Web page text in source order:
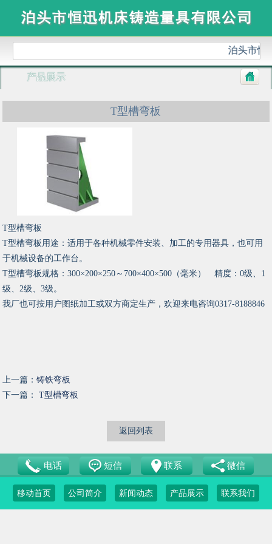
泊头市恒
产品展示
T型槽弯板
T型槽弯板
T型槽弯板用途：适用于各种机械零件安装、加工的专用器具，也可用
于机械设备的工作台。
T型槽弯板规格：300×200×250～700×400×500（毫米） 精度：0级、1
级、2级、3级。
我厂也可按用户图纸加工或双方商定生产，欢迎来电咨询0317-8188846
上一篇：铸铁弯板
下一篇：T型槽弯板
返回列表
电话 短信 联系 微信
移动首页 公司简介 新闻动态 产品展示 联系我们